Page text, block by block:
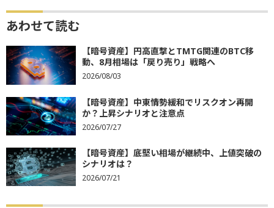
あわせて読む
【暗号資産】円高直撃とTMTG関連のBTC移
動、8月相場は「戻り売り」戦略へ
2026/08/03
【暗号資産】中東情勢緩和でリスクオン再開
か？上昇シナリオと注意点
2026/07/27
【暗号資産】底堅い相場が継続中、上値突破の
シナリオは？
2026/07/21